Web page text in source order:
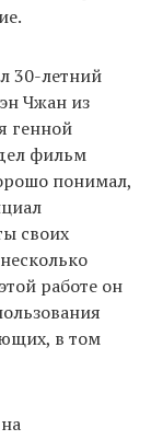
30-летний
Чжан из
генной
фильм
понимал,
своих
работе он
в том